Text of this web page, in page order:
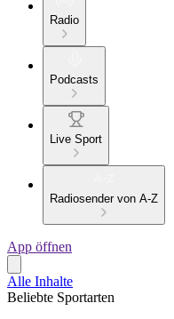
Radio
Podcasts
Live Sport
Radiosender von A-Z
App öffnen
Alle Inhalte
Beliebte Sportarten